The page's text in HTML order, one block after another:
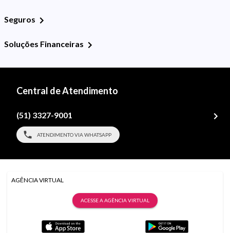
Seguros
Soluções Financeiras
Central de Atendimento
(51) 3327-9001
ATENDIMENTO VIA WHATSAPP
AGÊNCIA VIRTUAL
ACESSE A AGÊNCIA VIRTUAL